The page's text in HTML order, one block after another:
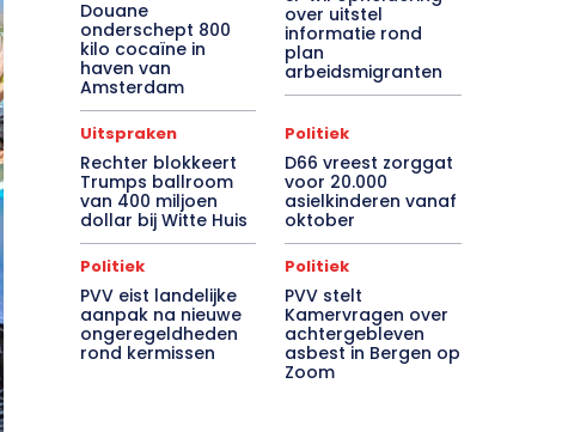
Douane
onderschept 800
kilo cocaïne in
haven van
Amsterdam
over uitstel
informatie rond
plan
arbeidsmigranten
Uitspraken
Rechter blokkeert
Trumps ballroom
van 400 miljoen
dollar bij Witte Huis
Politiek
D66 vreest zorggat
voor 20.000
asielkinderen vanaf
oktober
Politiek
PVV eist landelijke
aanpak na nieuwe
ongeregeldheden
rond kermissen
Politiek
PVV stelt
Kamervragen over
achtergebleven
asbest in Bergen op
Zoom